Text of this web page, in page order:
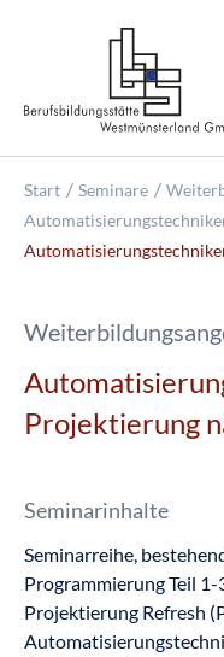
Start Seminare
Projektierung
Seminarinhalte
Seminarreihe,
Programmierung Teil
Projektierung Refresh